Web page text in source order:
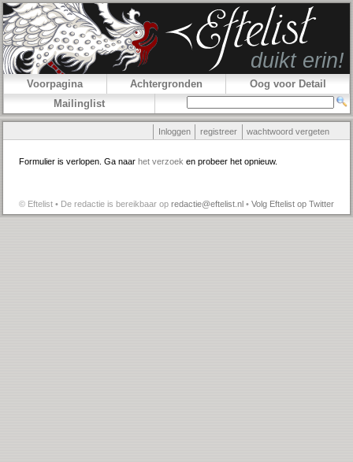
Voorpagina Achtergronden
Oog voor Detail
Mailinglist
Inloggen registreer wachtwoord vergeten
Formulier is verlopen. Ga naar het verzoek en probeer het opnieuw.
© Eftelist • De redactie is bereikbaar op redactie@eftelist.nl • Volg Eftelist op Twitter